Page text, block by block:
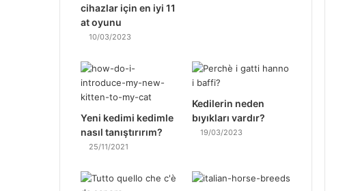
cihazlar için en iyi 11
at oyunu
10/03/2023
Yeni kedimi kedimle
nasıl tanıştırırım?
25/11/2021
Kedilerin neden
bıyıkları vardır?
19/03/2023